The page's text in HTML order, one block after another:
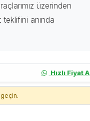
üzerinden
anında
Hızlı Fiyat